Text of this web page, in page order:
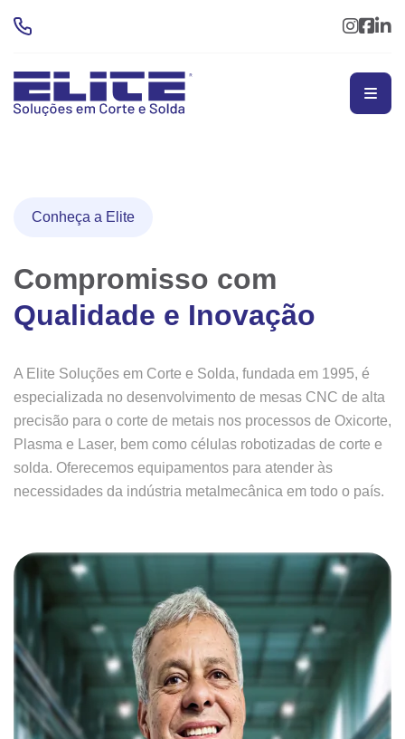
Conheça a Elite
Compromisso com
Qualidade e Inovação
A Elite Soluções em Corte e Solda, fundada em 1995, é
especializada no desenvolvimento de mesas CNC de alta
precisão para o corte de metais nos processos de Oxicorte,
Plasma e Laser, bem como células robotizadas de corte e
solda. Oferecemos equipamentos para atender às
necessidades da indústria metalmecânica em todo o país.